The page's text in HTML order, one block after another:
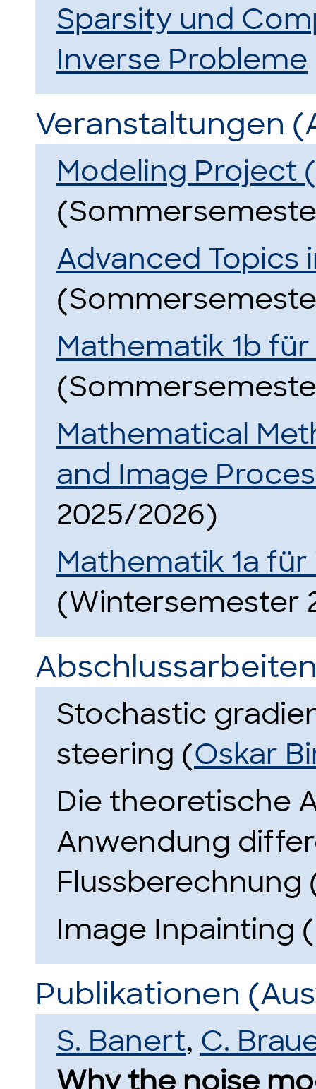
Sparsity und
Inverse Probleme
Veranstaltungen
Modeling Project
Advanced Topics
Mathematik 1b
Mathematical
and Image
2025/2026)
Mathematik 1a
(Wintersemester
Stochastic
steering (Oskar
Die theoretische
Anwendung
Flussberechnung
Image Inpainting
Publikationen
S. Banert, C.
Why the noise